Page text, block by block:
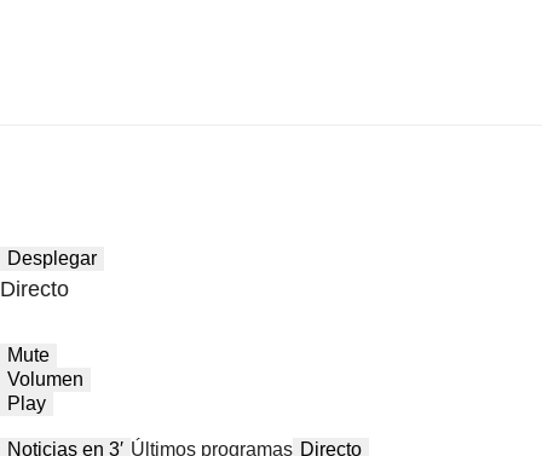
Desplegar
Directo
Mute
Volumen
Play
Noticias en 3′ Últimos programas Directo